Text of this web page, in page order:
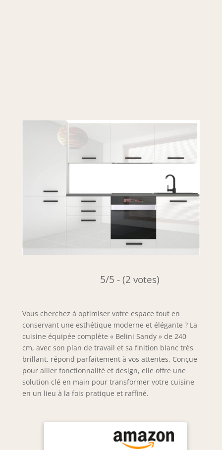
5/5 - (2 votes)
Vous cherchez à optimiser votre espace tout en
conservant une esthétique moderne et élégante ? La
cuisine équipée complète « Belini Sandy » de 240
cm, avec son plan de travail et sa finition blanc très
brillant, répond parfaitement à vos attentes. Conçue
pour allier fonctionnalité et design, elle offre une
solution clé en main pour transformer votre cuisine
en un lieu à la fois pratique et raffiné.